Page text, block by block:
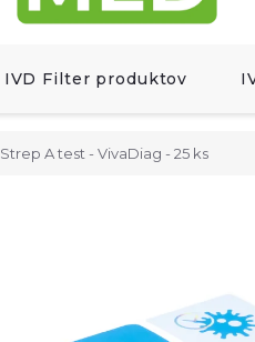
IVD Filter produktov
Strep A test - VivaDiag - 25 ks